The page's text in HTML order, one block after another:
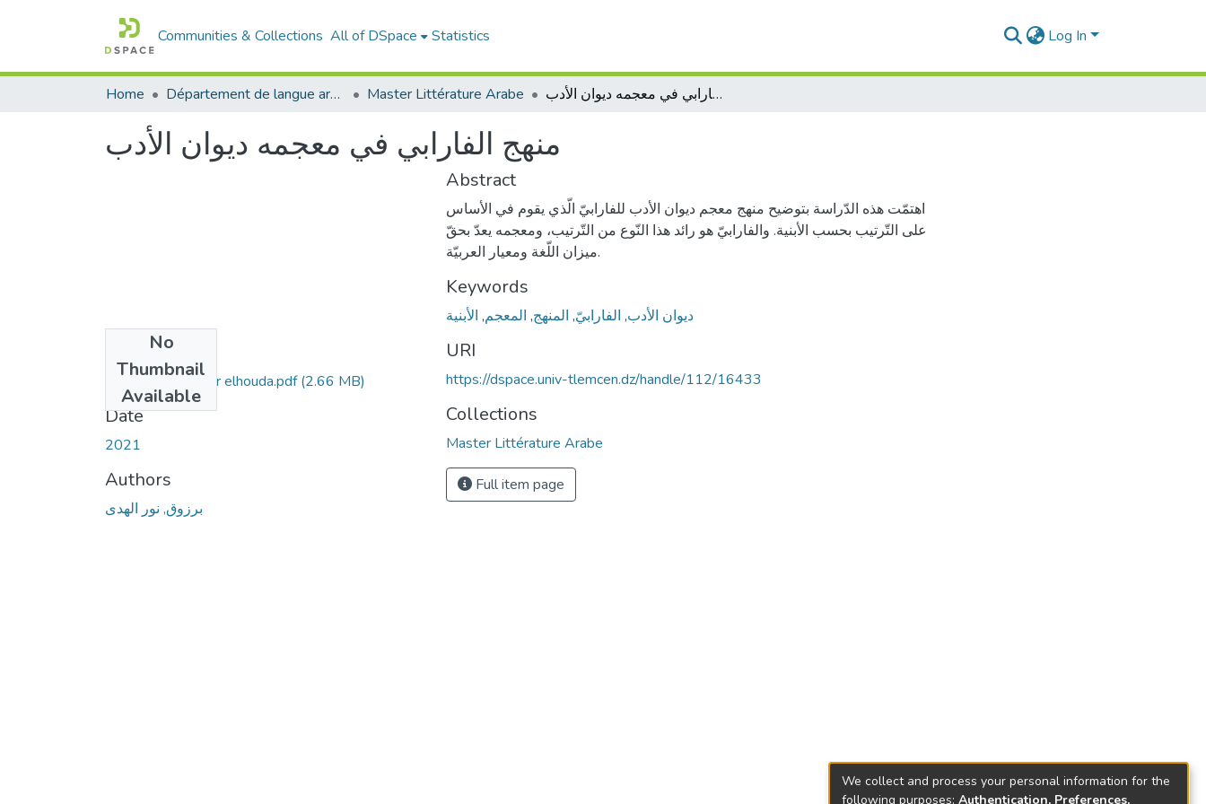
Communities & Collections All of DSpace Statistics Log In
Home Département de langue arabe Master Littérature Arabe منهج الفارابي في معجمه ديوان الأدب
منهج الفارابي في معجمه ديوان الأدب
No
Thumbnail
Available
Berrazougue-Nour elhouda.pdf(2.66 MB)
Date
2021
Authors
برزوق, نور الهدى
Abstract
اهتمّت هذه الدّراسة بتوضيح منهج معجم ديوان الأدب للفارابيّ الّذي يقوم في الأساس
على التّرتيب بحسب الأبنية. والفارابيّ هو رائد هذا النّوع من التّرتيب، ومعجمه يعدّ بحقّ
ميزان اللّغة ومعيار العربيّة.
Keywords
ديوان الأدب, الفارابيّ, المنهج, المعجم, الأبنية
URI
https://dspace.univ-tlemcen.dz/handle/112/16433
Collections
Master Littérature Arabe
Full item page
We collect and process your personal information for the
following purposes: Authentication, Preferences,